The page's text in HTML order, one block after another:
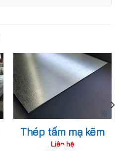
Thép tấm mạ kẽm
Liên hệ